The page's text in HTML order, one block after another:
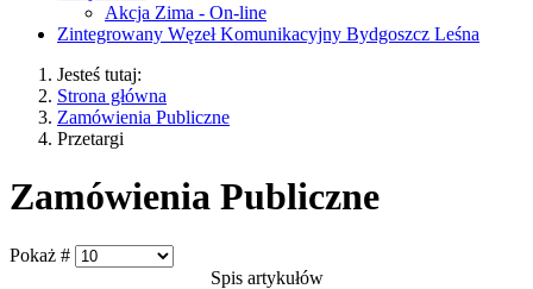
Akcja Zima - On-line
Zintegrowany Węzeł Komunikacyjny Bydgoszcz Leśna
Jesteś tutaj:
Strona główna
Zamówienia Publiczne
Przetargi
Zamówienia Publiczne
Pokaż #
Spis artykułów